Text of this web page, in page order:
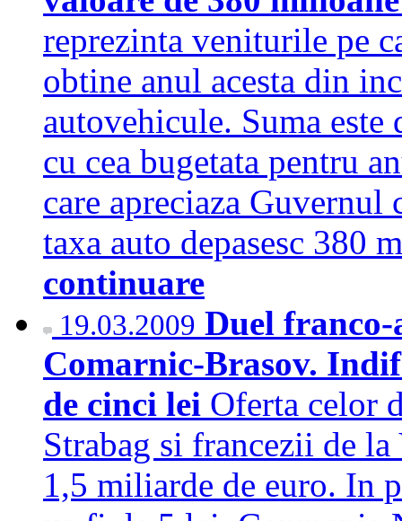
reprezinta veniturile pe
obtine anul acesta din
autovehicule. Suma
cu cea bugetata pentru
care apreciaza Guvernul
taxa auto depasesc
continuare
19.03.2009 Duel
Comarnic-Brasov.
de cinci lei Oferta celor
Strabag si francezii de
1,5 miliarde de euro. In